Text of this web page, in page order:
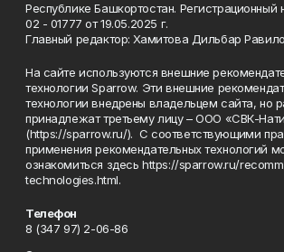
Республике Башкортостан.
02 - 01777 от 19.05.2025 г.
Главный редактор: Хамитова Дильбар
На сайте используются внешние
технологии Sparrow. Эти внешние
технологии внедрены владельцем сайта, но
принадлежат третьему лицу – ООО «СВК-
(https://sparrow.ru/). С соответствующими
применения рекомендательных технологий
ознакомиться здесь https://sparrow.ru/
technologies.html.
Телефон
8 (347 97) 2-06-86